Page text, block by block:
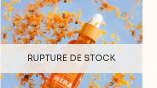
RUPTURE DE STOCK